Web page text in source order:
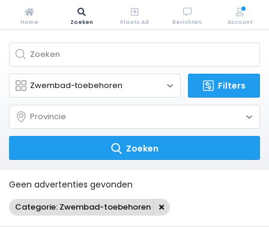
Filters
Zoeken
Geen advertenties gevonden
Categorie: Zwembad-toebehoren
Home Zoeken Plaats Ad Berichten Account